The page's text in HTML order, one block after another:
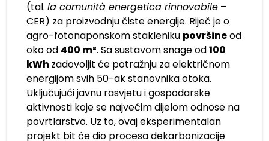
(tal. la comunità energetica rinnovabile –
CER) za proizvodnju čiste energije. Riječ je o
agro-fotonaponskom stakleniku površineod
oko od 400 m². Sa sustavom snage od100
kWh zadovoljit će potražnju za električnom
energijom svih 50-ak stanovnika otoka.
Uključujući javnu rasvjetu i gospodarske
aktivnosti koje se najvećim dijelom odnose na
povrtlarstvo. Uz to, ovaj eksperimentalan
projekt bit će dio procesa dekarbonizacije